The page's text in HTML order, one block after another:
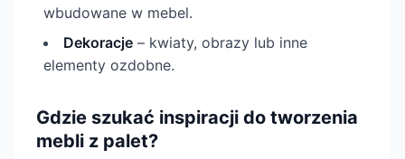
wbudowane w mebel.
Dekoracje – kwiaty, obrazy lub inne
elementy ozdobne.
Gdzie szukać inspiracji do tworzenia
mebli z palet?